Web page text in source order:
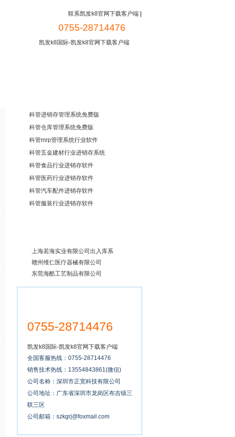
联系凯发k8官网下载客户端
0755-28714476
凯发k8国际-凯发k8官网下载客户端
科管进销存管理系统免费版
科管仓库管理系统免费版
科管mrp管理系统行业软件
科管五金建材行业进销存系统
科管食品行业进销存软件
科管医药行业进销存软件
科管汽车配件进销存软件
科管服装行业进销存软件
上海若海实业有限公司出入库系
统全面实施
赣州维仁医疗器械有限公司
东莞海酷工艺制品有限公司
0755-28714476
凯发k8国际-凯发k8官网下载客户端
全国客服热线：0755-28714476
销售技术热线：13554843861(微信)
公司名称：深圳市正宽科技有限公司
公司地址：广东省深圳市龙岗区布吉镇三
联三区
公司邮箱： szkgrj@foxmail.com